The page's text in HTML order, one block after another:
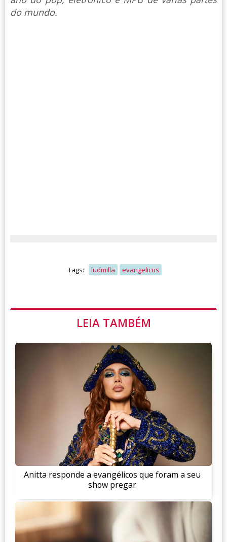
do mundo.
Tags: ludmilla evangelicos
LEIA TAMBÉM
Anitta responde a evangélicos que foram a seu
show pregar